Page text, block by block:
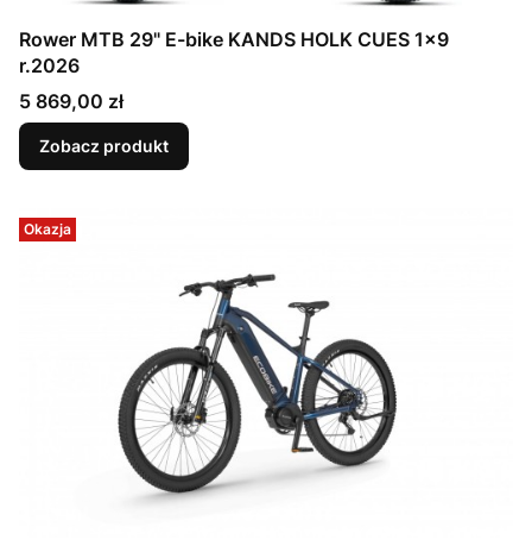
Rower MTB 29" E-bike KANDS HOLK CUES 1x9
r.2026
Cena
5 869,00 zł
Zobacz produkt
Okazja